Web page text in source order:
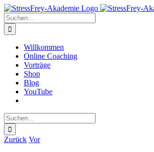
Zum
Inhalt
springen
Suche
nach:
Willkommen
Online Coaching
Vorträge
Shop
Blog
YouTube
Suche
nach:
Zurück Vor